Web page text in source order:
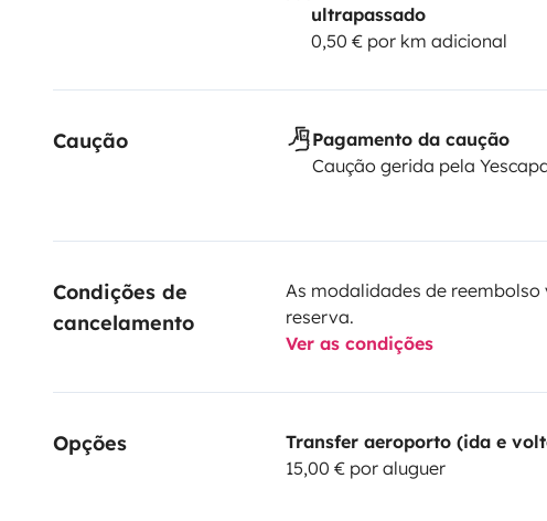
ultrapassado
0,50 € por km adicional
Caução
Pagamento da caução
Caução gerida pela
Condições de
cancelamento
As modalidades de
reserva.
Ver as condições
Opções
Transfer aeroporto (ida e
15,00 € por aluguer